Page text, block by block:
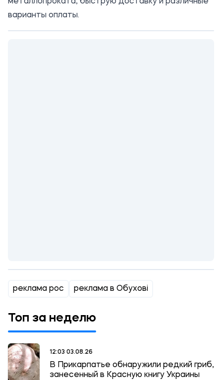
варианты оплаты.
реклама рос реклама в Обухові
Топ за неделю
12:03 03.08.26
В Прикарпатье обнаружили редкий гриб,
занесенный в Красную книгу Украины